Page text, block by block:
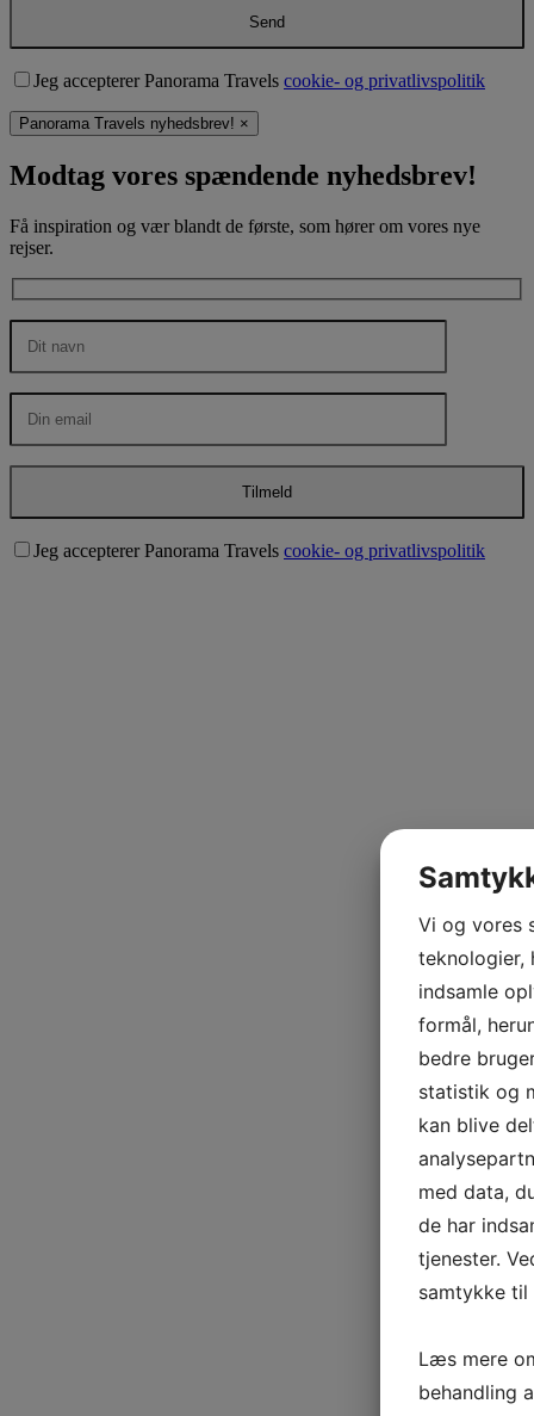
Jeg accepterer Panorama Travels cookie- og privatlivspolitik
Panorama Travels nyhedsbrev! ×
Modtag vores spændende nyhedsbrev!
Få inspiration og vær blandt de første, som hører om vores nye
rejser.
Jeg accepterer Panorama Travels cookie- og privatlivspolitik
Vi og vores
teknologier,
indsamle
formål,
bedre
statistik og
kan blive
med data,
de har
tjenester.
samtykke til
Læs mere
behandling